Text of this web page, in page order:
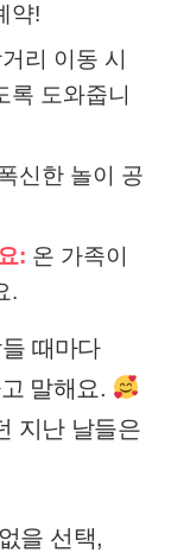
약!
리 이동 시
록 도와줍니
신한 놀이 공
: 온 가족이
.
때마다
말해요.
지난 날들은
을 선택,